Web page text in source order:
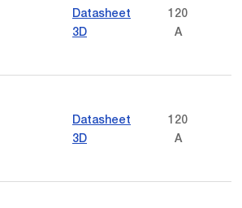
Datasheet
3D
120
A
Datasheet
3D
120
A